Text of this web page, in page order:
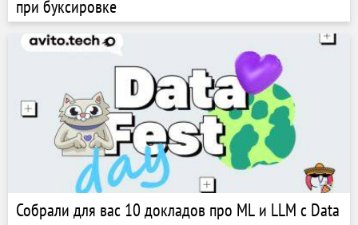
при буксировке
Собрали для вас 10 докладов про ML и LLM с Data